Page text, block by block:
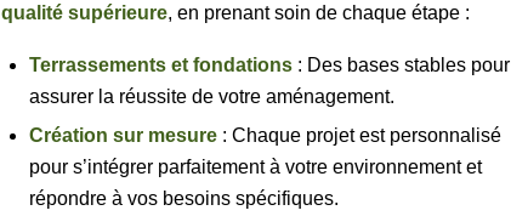
qualité supérieure, en prenant soin de chaque étape :
Terrassements et fondations : Des bases stables pour
assurer la réussite de votre aménagement.
Création sur mesure : Chaque projet est personnalisé
pour s’intégrer parfaitement à votre environnement et
répondre à vos besoins spécifiques.